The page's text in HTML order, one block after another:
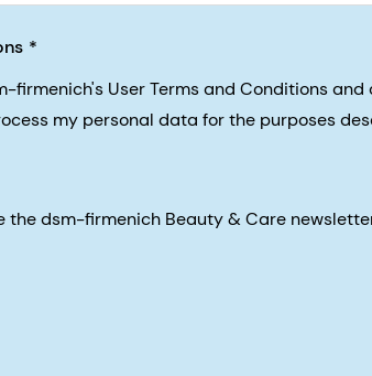
firmenich's User Terms and Conditions
my personal data for the purposes
the dsm-firmenich Beauty & Care